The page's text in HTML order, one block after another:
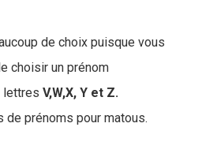
de choix puisque vous
choisir un prénom
lettres V,W,X, Y et Z.
prénoms pour matous.